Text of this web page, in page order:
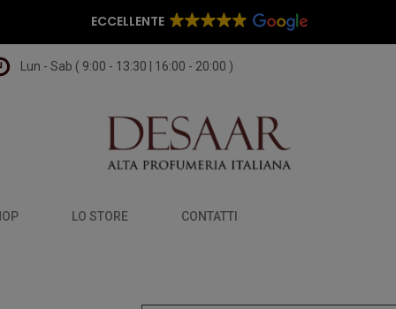
ECCELLENTE
Lun - Sab ( 9:00 - 13:30 | 16:00 - 20:00 )
LO STORE CONTATTI